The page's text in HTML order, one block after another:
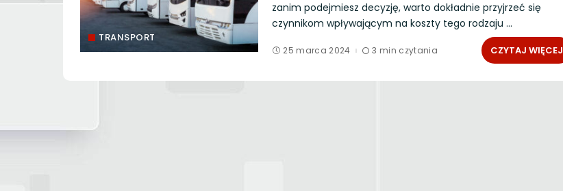
TRANSPORT
zanim podejmiesz decyzję, warto dokładnie przyjrzeć się
czynnikom wpływającym na koszty tego rodzaju ...
25 marca 2024 3 min czytania CZYTAJ WIĘCEJ